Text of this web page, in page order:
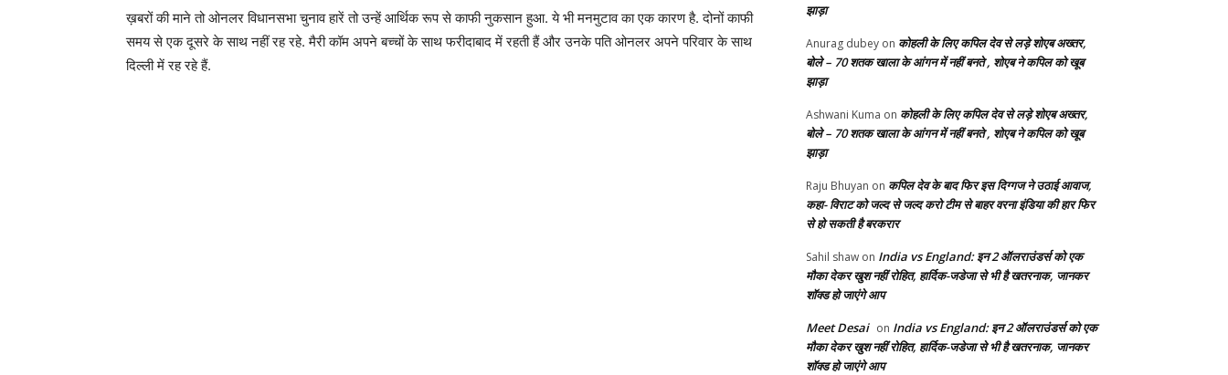
ख़बरों की माने तो ओनलर विधानसभा चुनाव हारें तो उन्हें आर्थिक रूप से काफी नुकसान हुआ. ये भी मनमुटाव का एक कारण है. दोनों काफी
समय से एक दूसरे के साथ नहीं रह रहे. मैरी कॉम अपने बच्चों के साथ फरीदाबाद में रहती हैं और उनके पति ओनलर अपने परिवार के साथ
दिल्ली में रह रहे हैं.
झाड़ा
Anurag dubey on कोहली के लिए कपिल देव से लड़े शोएब अख्तर,
बोले – 70 शतक खाला के आंगन में नहीं बनते , शोएब ने कपिल को खूब
झाड़ा
Ashwani Kuma on कोहली के लिए कपिल देव से लड़े शोएब अख्तर,
बोले – 70 शतक खाला के आंगन में नहीं बनते , शोएब ने कपिल को खूब
झाड़ा
Raju Bhuyan on कपिल देव के बाद फिर इस दिग्गज ने उठाई आवाज,
कहा- विराट को जल्द से जल्द करो टीम से बाहर वरना इंडिया की हार फिर
से हो सकती है बरकरार
Sahil shaw on India vs England: इन 2 ऑलराउंडर्स को एक
मौका देकर खुश नहीं रोहित, हार्दिक-जडेजा से भी है खतरनाक, जानकर
शॉक्ड हो जाएंगे आप
Meet Desai on India vs England: इन 2 ऑलराउंडर्स को एक
मौका देकर खुश नहीं रोहित, हार्दिक-जडेजा से भी है खतरनाक, जानकर
शॉक्ड हो जाएंगे आप